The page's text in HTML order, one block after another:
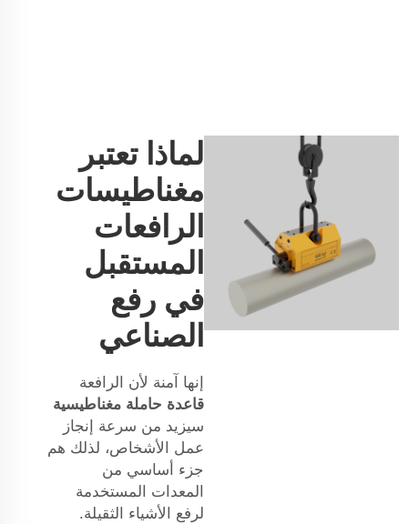
لماذا تعتبر
مغناطيسات
الرافعات
المستقبل
في رفع
الصناعي
إنها آمنة لأن الرافعة
قاعدة حاملة مغناطيسية
سيزيد من سرعة إنجاز
عمل الأشخاص، لذلك هم
جزء أساسي من
المعدات المستخدمة
لرفع الأشياء الثقيلة.